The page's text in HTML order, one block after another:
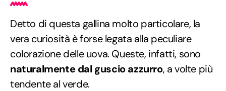
Detto di questa gallina molto particolare, la
vera curiosità è forse legata alla peculiare
colorazione delle uova. Queste, infatti, sono
naturalmente dal guscio azzurro, a volte più
tendente al verde.